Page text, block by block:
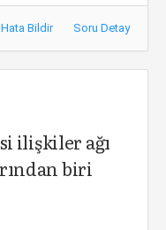
Hata Bildir Soru Detay
ilişkiler ağı
biri